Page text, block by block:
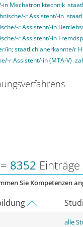
in Mechatroniktechnik
r Assistent/-in
r Assistent/-in
r Assistent/-in
in; staatlich anerkannte/r
r Assistent/-in (MTA-V)
8352 Einträge
Sie Kompetenzen
alle